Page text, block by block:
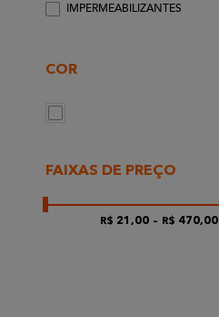
IMPERMEABILIZANTES
COR
FAIXAS DE PREÇO
R$ 21,00 – R$ 470,00